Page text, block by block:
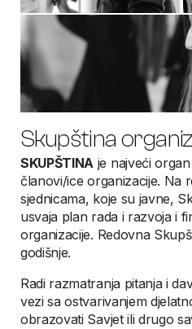
Skupština
SKUPŠTINA je najveći
članovi/ice organizacije. Na
sjednicama, koje su javne,
usvaja plan rada i razvoja i
organizacije. Redovna
godišnje.
Radi razmatranja pitanja i
vezi sa ostvarivanjem
obrazovati Savjet ili drugo